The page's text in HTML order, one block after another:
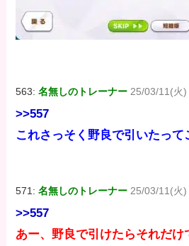
563:名無しのトレーナー 25/03/11(火
>>557
これさっそく野良で引いたって
571:名無しのトレーナー 25/03/11(火
>>557
あー、野良で引けたらそれだけ